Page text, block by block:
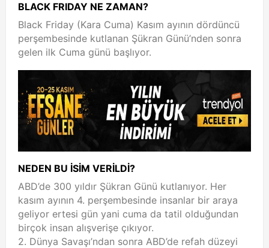
BLACK FRIDAY NE ZAMAN?
Black Friday (Kara Cuma) Kasım ayının dördüncü
perşembesinde kutlanan Şükran Günü’nden sonra
gelen ilk Cuma günü başlıyor.
NEDEN BU İSİM VERİLDİ?
ABD’de 300 yıldır Şükran Günü kutlanıyor. Her
kasım ayının 4. perşembesinde insanlar bir araya
geliyor ertesi gün yani cuma da tatil olduğundan
birçok insan alışverişe çıkıyor.
2. Dünya Savaşı’ndan sonra ABD’de refah düzeyi